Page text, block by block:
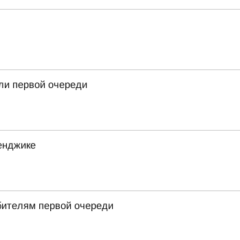
первой очереди
первой очереди